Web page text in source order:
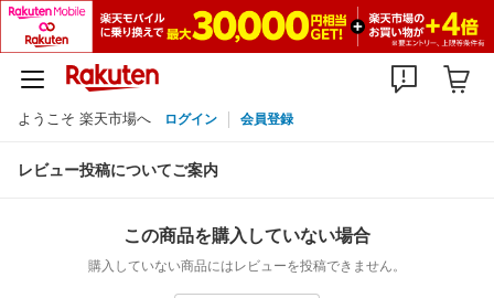
ようこそ 楽天市場へ ログイン 会員登録
レビュー投稿についてご案内
この商品を購入していない場合
購入していない商品にはレビューを投稿できません。